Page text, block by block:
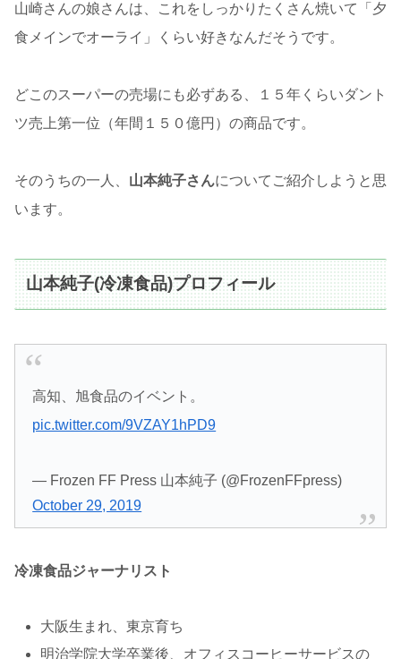
山崎さんの娘さんは、これをしっかりたくさん焼いて「夕
食メインでオーライ」くらい好きなんだそうです。
どこのスーパーの売場にも必ずある、１５年くらいダント
ツ売上第一位（年間１５０億円）の商品です。
そのうちの一人、 山本純子さんについてご紹介しようと思
います。
山本純子(冷凍食品)プロフィール
高知、旭食品のイベント。
pic.twitter.com/9VZAY1hPD9
— Frozen FF Press 山本純子 (@FrozenFFpress)
October 29, 2019
冷凍食品ジャーナリスト
大阪生まれ、東京育ち
明治学院大学卒業後、オフィスコーヒーサービスの